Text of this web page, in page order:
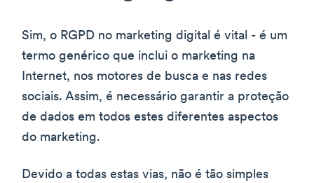
Sim, o RGPD no marketing digital é vital - é um
termo genérico que inclui o marketing na
Internet, nos motores de busca e nas redes
sociais. Assim, é necessário garantir a proteção
de dados em todos estes diferentes aspectos
do marketing.
Devido a todas estas vias, não é tão simples